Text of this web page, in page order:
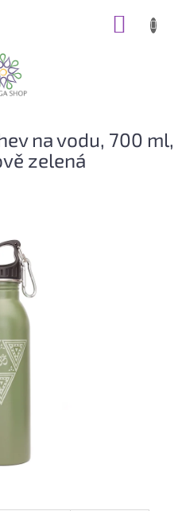
na vodu, 700 ml,
zelená